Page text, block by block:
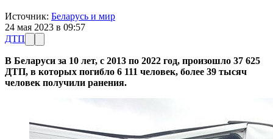
Источник: Беларусь и мир
24 мая 2023 в 09:57
ДТП
В Беларуси за 10 лет, с 2013 по 2022 год, произошло 37 625
ДТП, в которых погибло 6 111 человек, более 39 тысяч
человек получили ранения.